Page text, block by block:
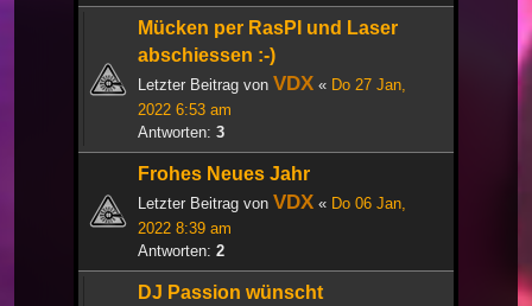
Mücken per RasPI und Laser
abschiessen :-)
Letzter Beitrag von VDX « Do 27 Jan,
2022 6:53 am
Antworten: 3
Frohes Neues Jahr
Letzter Beitrag von VDX « Do 06 Jan,
2022 8:39 am
Antworten: 2
DJ Passion wünscht